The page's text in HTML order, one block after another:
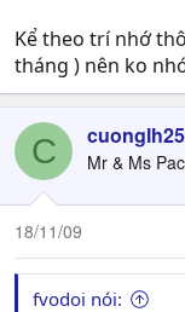
Kể theo trí nhớ
tháng ) nên ko
C Mr & Ms
18/11/09
fvodoi nói: